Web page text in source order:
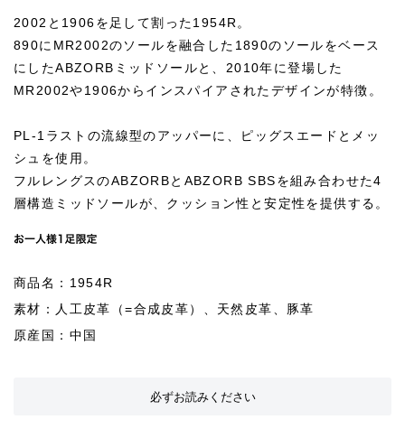
2002と1906を足して割った1954R。
890にMR2002のソールを融合した1890のソールをベース
にしたABZORBミッドソールと、2010年に登場した
MR2002や1906からインスパイアされたデザインが特徴。
PL-1ラストの流線型のアッパーに、ピッグスエードとメッ
シュを使用。
フルレングスのABZORBとABZORB SBSを組み合わせた4
層構造ミッドソールが、クッション性と安定性を提供する。
商品名：1954R
素材：人工皮革（=合成皮革）、天然皮革、豚革
原産国：中国
必ずお読みください